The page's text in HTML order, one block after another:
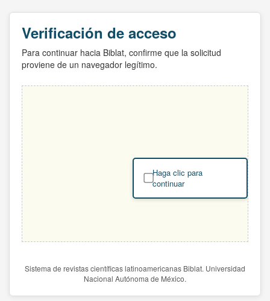
Verificación de acceso
Para continuar hacia Biblat, confirme que la solicitud
proviene de un navegador legítimo.
Haga clic para
continuar
Sistema de revistas científicas latinoamericanas Biblat. Universidad
Nacional Autónoma de México.